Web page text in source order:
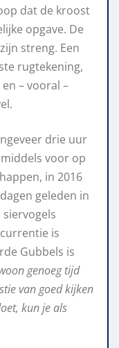
dat de kroost
opgave. De
streng. Een
rugtekening,
– vooral –
drie uur
voor op
in 2016
geleden in
siervogels
is
Gubbels is
genoeg tijd
van goed kijken
kun je als